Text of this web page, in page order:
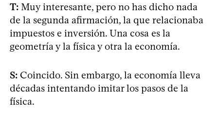
T: Muy interesante, pero no has dicho nada
de la segunda afirmación, la que relacionaba
impuestos e inversión. Una cosa es la
geometría y la física y otra la economía.
S: Coincido. Sin embargo, la economía lleva
décadas intentando imitar los pasos de la
física.